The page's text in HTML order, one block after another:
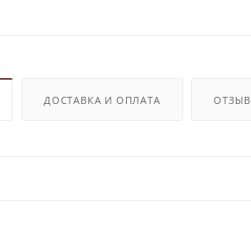
ДОСТАВКА И ОПЛАТА